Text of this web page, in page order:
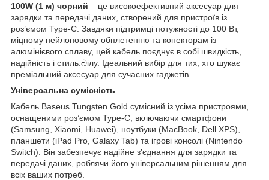
100W (1 м) чорний – це високоефективний аксесуар для
зарядки та передачі даних, створений для пристроїв із
роз’ємом Type-C. Завдяки підтримці потужності до 100 Вт,
міцному нейлоновому обплетенню та конекторам із
алюмінієвого сплаву, цей кабель поєднує в собі швидкість,
надійність і стиль.බілу. Ідеальний вибір для тих, хто шукає
преміальний аксесуар для сучасних гаджетів.
Універсальна сумісність
Кабель Baseus Tungsten Gold сумісний із усіма пристроями,
оснащеними роз’ємом Type-C, включаючи смартфони
(Samsung, Xiaomi, Huawei), ноутбуки (MacBook, Dell XPS),
планшети (iPad Pro, Galaxy Tab) та ігрові консолі (Nintendo
Switch). Він забезпечує надійне з’єднання для зарядки та
передачі даних, роблячи його універсальним рішенням для
всіх ваших потреб.